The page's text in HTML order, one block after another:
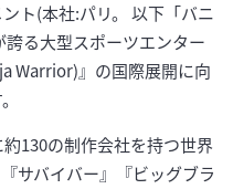
ト(本社:パリ。 以下「バニ
る大型スポーツエンター
Warrior)』の国際展開に向
130の制作会社を持つ世界
サバイバー』『ビッグブラ